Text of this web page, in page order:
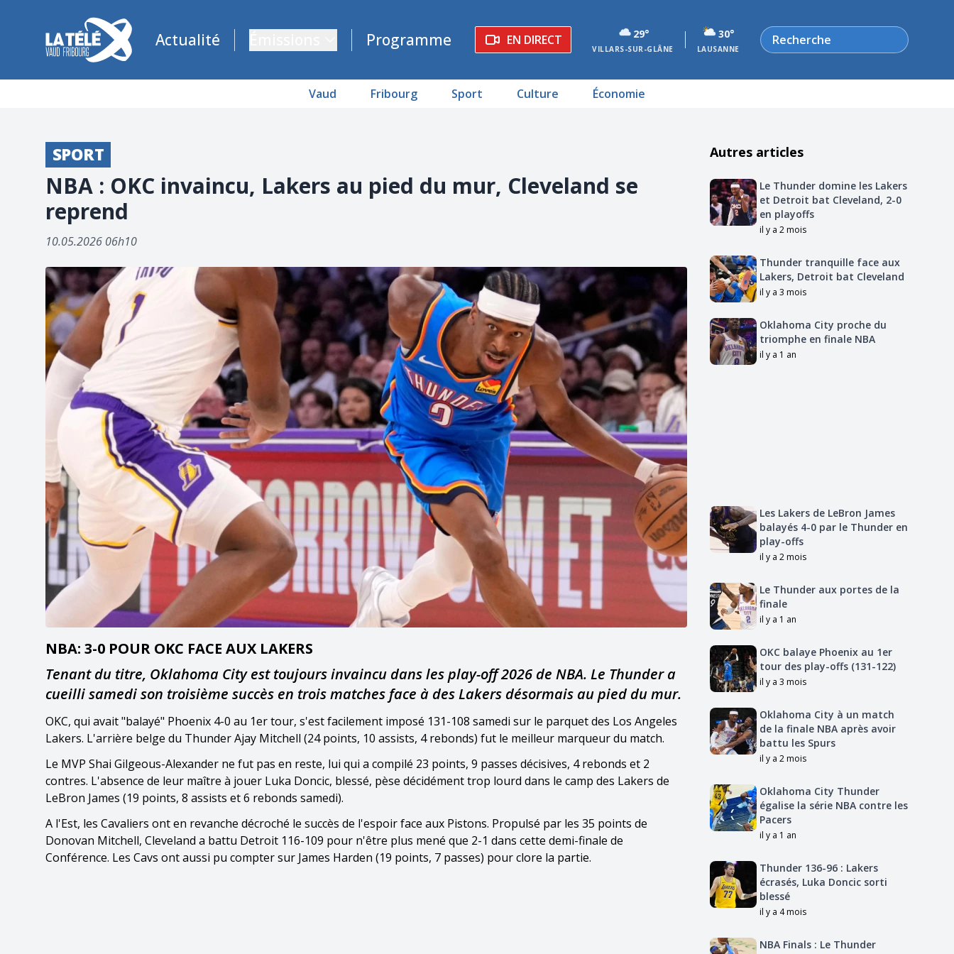
La Télé - Télévision régionale Vaud et Fribourg
Actualité Programme EN DIRECT 29°
VILLARS-SUR-GLÂNE
30°
LAUSANNE
Rechercher
Vaud Fribourg Sport Culture Économie
SPORT
NBA : OKC invaincu, Lakers au pied du mur, Cleveland se
reprend
10.05.2026 06h10
NBA: 3-0 POUR OKC FACE AUX LAKERS
Tenant du titre, Oklahoma City est toujours invaincu dans les play-off 2026 de NBA. Le Thunder a
cueilli samedi son troisième succès en trois matches face à des Lakers désormais au pied du mur.
OKC, qui avait "balayé" Phoenix 4-0 au 1er tour, s'est facilement imposé 131-108 samedi sur le parquet des Los Angeles
Lakers. L'arrière belge du Thunder Ajay Mitchell (24 points, 10 assists, 4 rebonds) fut le meilleur marqueur du match.
Le MVP Shai Gilgeous-Alexander ne fut pas en reste, lui qui a compilé 23 points, 9 passes décisives, 4 rebonds et 2
contres. L'absence de leur maître à jouer Luka Doncic, blessé, pèse décidément trop lourd dans le camp des Lakers de
LeBron James (19 points, 8 assists et 6 rebonds samedi).
A l'Est, les Cavaliers ont en revanche décroché le succès de l'espoir face aux Pistons. Propulsé par les 35 points de
Donovan Mitchell, Cleveland a battu Detroit 116-109 pour n'être plus mené que 2-1 dans cette demi-finale de
Conférence. Les Cavs ont aussi pu compter sur James Harden (19 points, 7 passes) pour clore la partie.
Autres articles
Le Thunder domine les Lakers
et Detroit bat Cleveland, 2-0
en playoffs
il y a 2 mois
Thunder tranquille face aux
Lakers, Detroit bat Cleveland
il y a 3 mois
Oklahoma City proche du
triomphe en finale NBA
il y a 1 an
Les Lakers de LeBron James
balayés 4-0 par le Thunder en
play-offs
il y a 2 mois
Le Thunder aux portes de la
finale
il y a 1 an
OKC balaye Phoenix au 1er
tour des play-offs (131-122)
il y a 3 mois
Oklahoma City à un match
de la finale NBA après avoir
battu les Spurs
il y a 2 mois
Oklahoma City Thunder
égalise la série NBA contre les
Pacers
il y a 1 an
Thunder 136-96 : Lakers
écrasés, Luka Doncic sorti
blessé
il y a 4 mois
NBA Finals : Le Thunder